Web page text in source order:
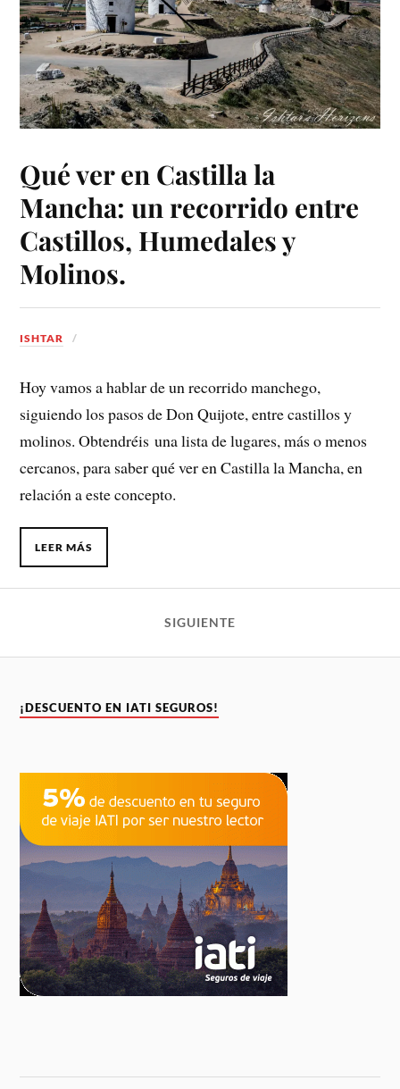
Qué ver en Castilla la
Mancha: un recorrido entre
Castillos, Humedales y
Molinos.
ISHTAR
Hoy vamos a hablar de un recorrido manchego,
siguiendo los pasos de Don Quijote, entre castillos y
molinos. Obtendréis una lista de lugares, más o menos
cercanos, para saber qué ver en Castilla la Mancha, en
relación a este concepto.
LEER MÁS
SIGUIENTE
¡DESCUENTO EN IATI SEGUROS!